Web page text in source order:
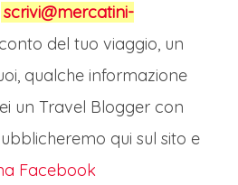
scrivi@mercatini-
del tuo viaggio, un
qualche informazione
un Travel Blogger con
qui sul sito e
Facebook